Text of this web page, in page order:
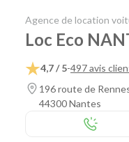
Agence de location
Loc Eco
4,7 / 5-497 avis
196 route de
44300 Nantes